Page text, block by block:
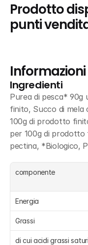
Prodotto
punti
Informazioni
Ingredienti
Purea di pesca* 90g
finito, Succo di
100g di prodotto
per 100g di prodotto
pectina, *Biologico,
componente
Energia
Grassi
di cui acidi grassi saturi